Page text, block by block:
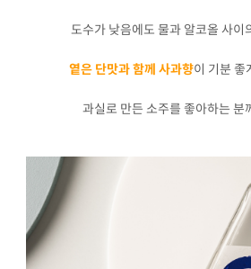
도수가 낮음에도 물과 알코올 사이
옅은 단맛과 함께 사과향이 기분 좋
과실로 만든 소주를 좋아하는 분